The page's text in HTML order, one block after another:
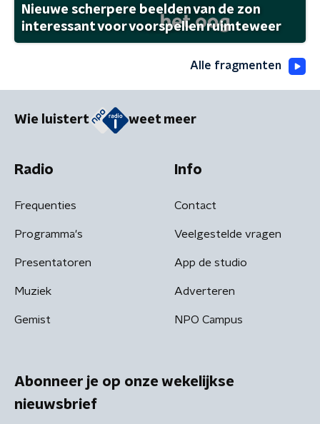
Nieuwe scherpere beelden van de zon
interessant voor voorspellen ruimteweer
Alle fragmenten
Wie luistert weet meer
Radio
Frequenties
Programma's
Presentatoren
Muziek
Gemist
Info
Contact
Veelgestelde vragen
App de studio
Adverteren
NPO Campus
Abonneer je op onze wekelijkse
nieuwsbrief